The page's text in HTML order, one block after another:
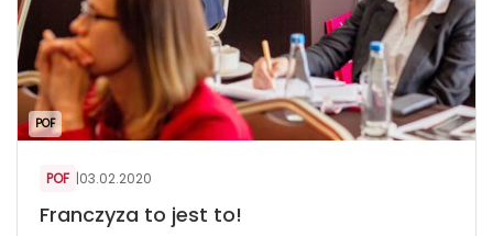
POF
POF |03.02.2020
Franczyza to jest to!